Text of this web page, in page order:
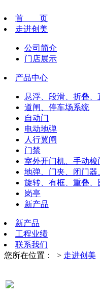
首 页
走进创美
公司简介
门店展示
产品中心
悬浮、段滑、折叠、
道闸、停车场系统
自动门
电动地弹
人行翼闸
门禁
室外开门机、手动梭
地弹、门夹、闭门器
旋转、有框、重叠、
岗亭
新产品
新产品
工程业绩
联系我们
您所在位置：
> 走进创美